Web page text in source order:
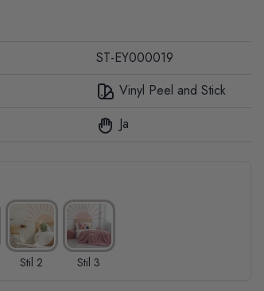
ST-EY000019
Vinyl Peel and Stick
Ja
Stil 2 Stil 3